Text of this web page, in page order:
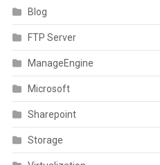
Blog
FTP Server
ManageEngine
Microsoft
Sharepoint
Storage